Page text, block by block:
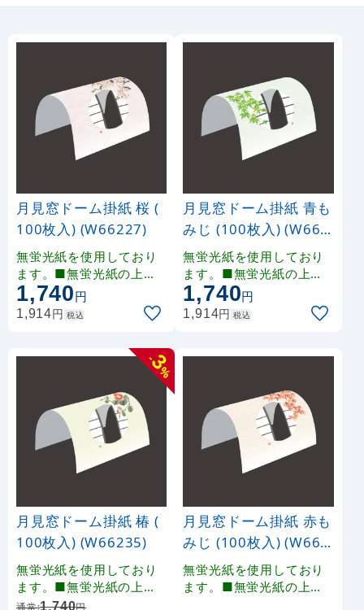
月見窓ドーム掛紙 桜 (
100枚入) (W66227)
無蛍光紙を使用しており
ます。■無蛍光紙の上に
雲竜和紙風の印刷を施し
ております。印刷により
多少の色みの違いが生じ
1,740円
1,914円 税込
月見窓ドーム掛紙 青も
みじ (100枚入) (W662
28)
無蛍光紙を使用しており
ます。■無蛍光紙の上に
雲竜和紙風の印刷を施し
ております。印刷により
多少の色みの違いが生じ
1,740円
1,914円 税込
-
3
%
月見窓ドーム掛紙 椿 (
100枚入) (W66235)
無蛍光紙を使用しており
ます。■無蛍光紙の上に
雲竜和紙風の印刷を施し
通常:1,740円
月見窓ドーム掛紙 赤も
みじ (100枚入) (W662
34)
無蛍光紙を使用しており
ます。■無蛍光紙の上に